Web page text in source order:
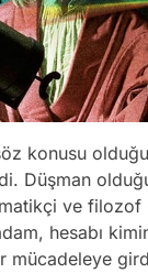
konusu
Düşman
ve filozof
hesabı
mücadeleye